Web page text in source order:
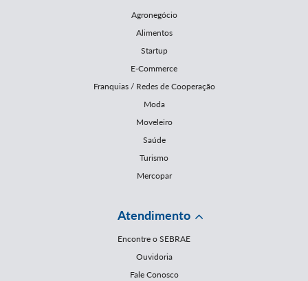
Agronegócio
Alimentos
Startup
E-Commerce
Franquias / Redes de Cooperação
Moda
Moveleiro
Saúde
Turismo
Mercopar
Atendimento
Encontre o SEBRAE
Ouvidoria
Fale Conosco